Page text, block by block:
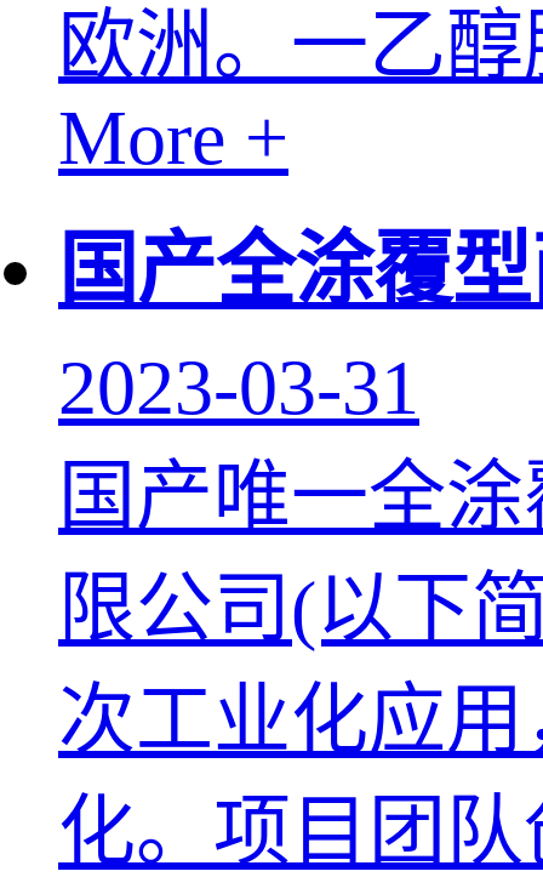
欧洲。一乙
More +
国产全涂覆
2023-03-31
国产唯一全
限公司(以下
次工业化应
化。项目团